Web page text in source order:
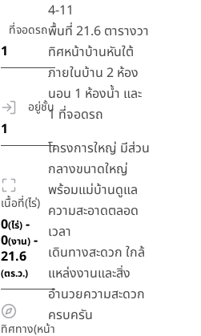
ที่จอดรถ
1
อยู่ชั้น
1
เนื้อที่(ไร่)
0(ไร่) -
0(งาน) -
21.6
(ตร.ว.)
ทิศทาง(หน้า
4-11
พื้นที่ 21.6 ตารางวา
ทิศหน้าบ้านหันใต้
ภายในบ้าน 2 ห้อง
นอน 1 ห้องน้ำ และ
1 ที่จอดรถ
โครงการใหญ่ มีส่วน
กลางขนาดใหญ่
พร้อมแม่บ้านดูแล
ความสะอาดตลอด
เวลา
เดินทางสะดวก ใกล้
แหล่งงานและสิ่ง
อำนวยความสะดวก
ครบครัน